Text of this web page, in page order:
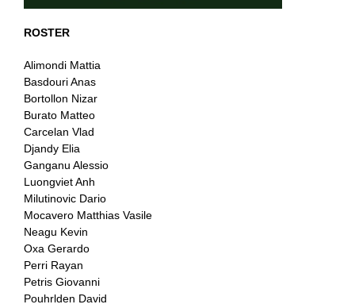
ROSTER
Alimondi Mattia
Basdouri Anas
Bortollon Nizar
Burato Matteo
Carcelan Vlad
Djandy Elia
Ganganu Alessio
Luongviet Anh
Milutinovic Dario
Mocavero Matthias Vasile
Neagu Kevin
Oxa Gerardo
Perri Rayan
Petris Giovanni
Pouhrlden David